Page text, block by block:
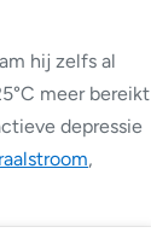
hij zelfs al
meer bereikt
depressie
,